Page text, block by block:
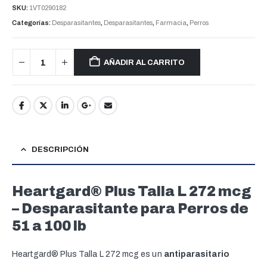
SKU: 1VT0290182
Categorías: Desparasitantes, Desparasitantes, Farmacia, Perros
AÑADIR AL CARRITO
DESCRIPCIÓN
Heartgard® Plus Talla L 272 mcg
– Desparasitante para Perros de
51 a 100 lb
Heartgard® Plus Talla L 272 mcg es un antiparasitario